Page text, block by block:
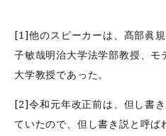
[1]他のスピーカーは、髙部眞
子敏哉明治大学法学部教授、モ
大学教授であった。
[2]令和元年改正前は、但し書
ていたので、但し書き説と呼ば